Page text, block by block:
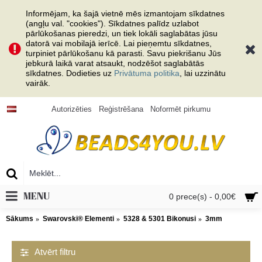
Informējam, ka šajā vietnē mēs izmantojam sīkdatnes
(angļu val. "cookies"). Sīkdatnes palīdz uzlabot
pārlūkošanas pieredzi, un tiek lokāli saglabātas jūsu
datorā vai mobilajā ierīcē. Lai pieņemtu sīkdatnes,
turpiniet pārlūkošanu kā parasti. Savu piekrišanu Jūs
jebkurā laikā varat atsaukt, nodzēšot saglabātās
sīkdatnes. Dodieties uz Privātuma politika , lai uzzinātu
vairāk.
Autorizēties Reģistrēšana Noformēt pirkumu
0 prece(s) - 0,00€
MENU
Sākums Swarovski® Elementi 5328 & 5301 Bikonusi 3mm
Atvērt filtru